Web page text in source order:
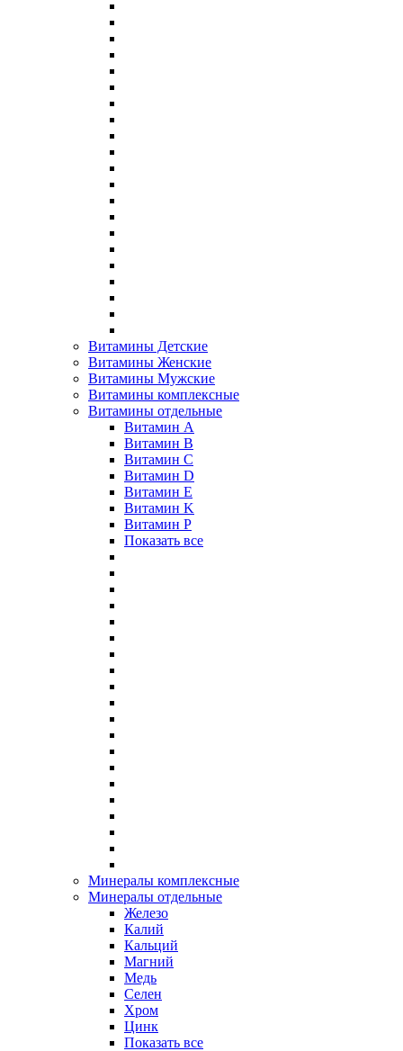
Витамины Детские
Витамины Женские
Витамины Мужские
Витамины комплексные
Витамины отдельные
Витамин A
Витамин B
Витамин C
Витамин D
Витамин E
Витамин K
Витамин P
Показать все
Минералы комплексные
Минералы отдельные
Железо
Калий
Кальций
Магний
Медь
Селен
Хром
Цинк
Показать все